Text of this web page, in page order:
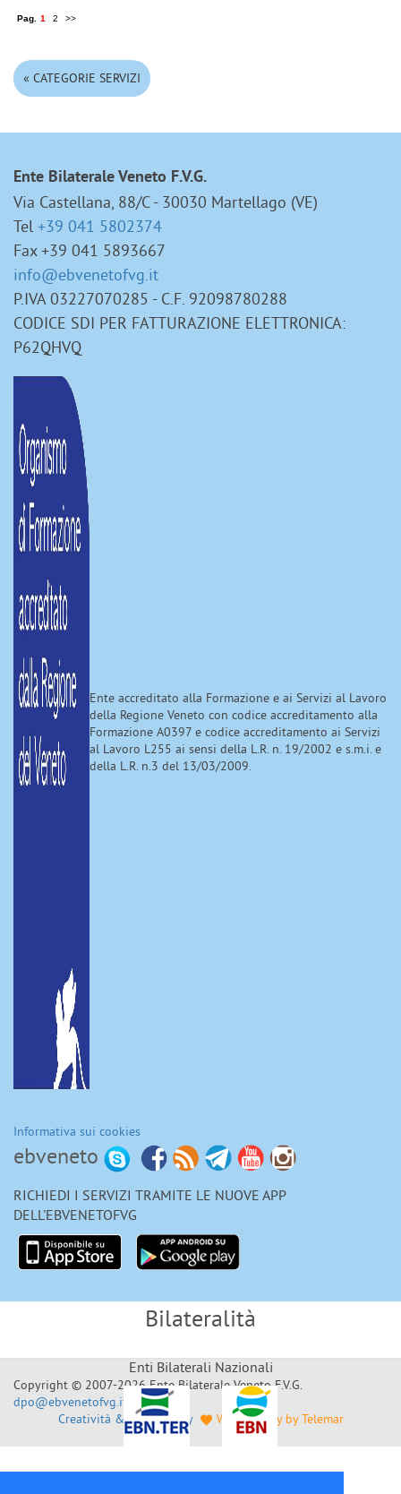
Pag. 1 2 >>
« CATEGORIE SERVIZI
Ente Bilaterale Veneto F.V.G.
Via Castellana, 88/C - 30030 Martellago (VE)
Tel +39 041 5802374
Fax +39 041 5893667
info@ebvenetofvg.it
P.IVA 03227070285 - C.F. 92098780288
CODICE SDI PER FATTURAZIONE ELETTRONICA:
P62QHVQ
Ente accreditato alla Formazione e ai Servizi al Lavoro
della Regione Veneto con codice accreditamento alla
Formazione A0397 e codice accreditamento ai Servizi
al Lavoro L255 ai sensi della L.R. n. 19/2002 e s.m.i. e
della L.R. n.3 del 13/03/2009.
Informativa sui cookies
ebveneto
RICHIEDI I SERVIZI TRAMITE LE NUOVE APP
DELL'EBVENETOFVG
Bilateralità
Enti Bilaterali Nazionali
Copyright © 2007-2026 Ente Bilaterale Veneto F.V.G.
dpo@ebvenetofvg.it
Creatività & Sviluppo by
Web Agency by Telemar